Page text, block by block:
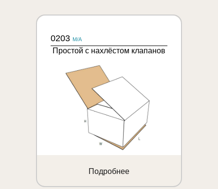
0203 M/A
Простой с нахлёстом клапанов
Подробнее